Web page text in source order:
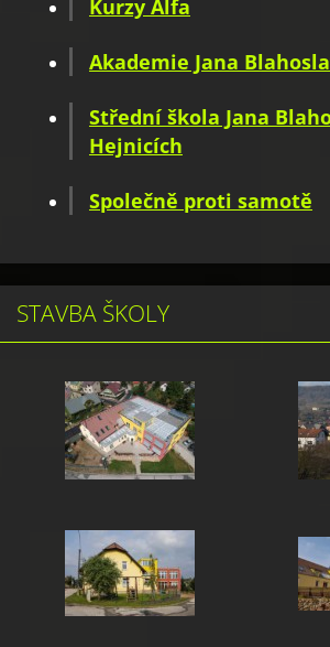
Kurzy Alfa
Akademie Jana
Střední škola Jana
Hejnicích
Společně proti samotě
STAVBA ŠKOLY